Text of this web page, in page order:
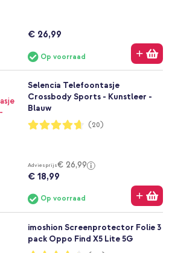
€ 26,99
Op voorraad
Selencia Telefoontasje
Crossbody Sports - Kunstleer -
Blauw
Waardering:
93%
(20)
Adviesprijs€ 26,99
€ 18,99
Op voorraad
imoshion Screenprotector Folie 3
pack Oppo Find X5 Lite 5G